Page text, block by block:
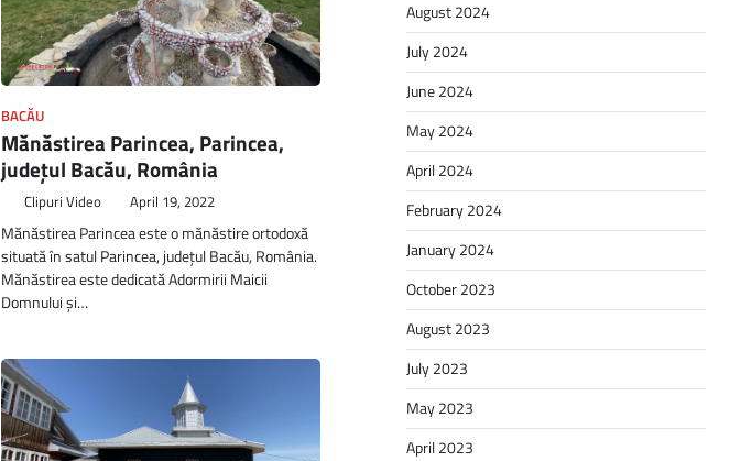
BACĂU
Mănăstirea Parincea, Parincea,
județul Bacău, România
Clipuri Video April 19, 2022
Mănăstirea Parincea este o mănăstire ortodoxă
situată în satul Parincea, județul Bacău, România.
Mănăstirea este dedicată Adormirii Maicii
Domnului și…
August 2024
July 2024
June 2024
May 2024
April 2024
February 2024
January 2024
October 2023
August 2023
July 2023
May 2023
April 2023